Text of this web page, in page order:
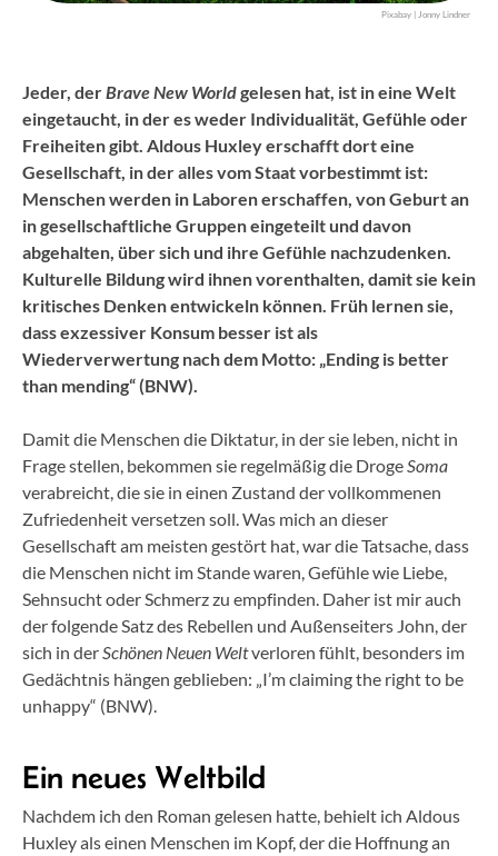
Pixabay | Jonny Lindner
Jeder, der Brave New Worldgelesen hat, ist in eine Welt
eingetaucht, in der es weder Individualität, Gefühle oder
Freiheiten gibt. Aldous Huxley erschafft dort eine
Gesellschaft, in der alles vom Staat vorbestimmt ist:
Menschen werden in Laboren erschaffen, von Geburt an
in gesellschaftliche Gruppen eingeteilt und davon
abgehalten, über sich und ihre Gefühle nachzudenken.
Kulturelle Bildung wird ihnen vorenthalten, damit sie kein
kritisches Denken entwickeln können. Früh lernen sie,
dass exzessiver Konsum besser ist als
Wiederverwertung nach dem Motto: „Ending is better
than mending“ (BNW).
Damit die Menschen die Diktatur, in der sie leben, nicht in
Frage stellen, bekommen sie regelmäßig die Droge Soma
verabreicht, die sie in einen Zustand der vollkommenen
Zufriedenheit versetzen soll. Was mich an dieser
Gesellschaft am meisten gestört hat, war die Tatsache, dass
die Menschen nicht im Stande waren, Gefühle wie Liebe,
Sehnsucht oder Schmerz zu empfinden. Daher ist mir auch
der folgende Satz des Rebellen und Außenseiters John, der
sich in der Schönen Neuen Weltverloren fühlt, besonders im
Gedächtnis hängen geblieben: „I’m claiming the right to be
unhappy“ (BNW).
Ein neues Weltbild
Nachdem ich den Roman gelesen hatte, behielt ich Aldous
Huxley als einen Menschen im Kopf, der die Hoffnung an